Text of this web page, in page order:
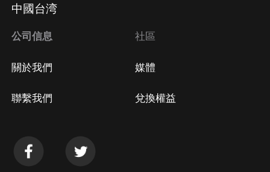
中國台湾
公司信息
關於我們
聯繫我們
社區
媒體
兌換權益